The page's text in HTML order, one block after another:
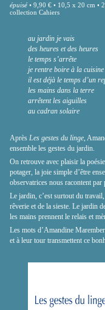
épuisé • 9,90 € • 10,5 x 20 cm •
collection Cahiers
au jardin je vais
des heures et des heures
le temps s’arrête
je rentre boire à la cuisine
il est déjà le temps d’un
les mains dans la terre
arrêtent les aiguilles
au cadran solaire
Après Les gestes du linge ,
ensemble les gestes du jardin.
On retrouve avec plaisir la
potager, la joie simple d’être
observatrices nous racontent par
Le jardin, c’est surtout du
rêverie et de la sieste. Le jardin
les mains prennent le relais et
Les mots d’Amandine
et à leur tour transmettent ce